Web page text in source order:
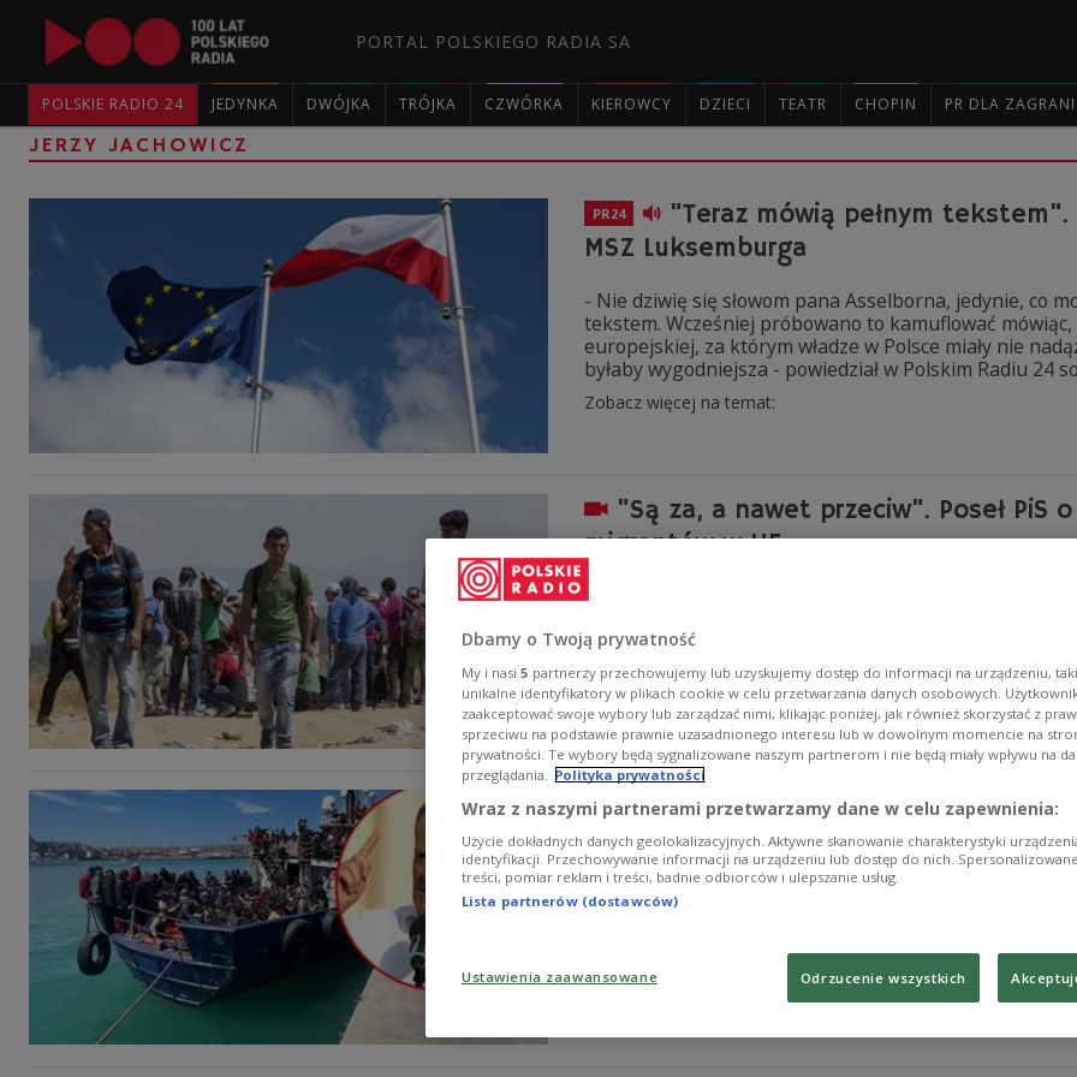
PORTAL POLSKIEGO RADIA SA
POLSKIE RADIO 24 JEDYNKA DWÓJKA TRÓJKA CZWÓRKA KIEROWCY DZIECI TEATR CHOPIN PR DLA
JERZY JACHOWICZ
PR24
"Teraz mówią pełnym tekstem".
MSZ Luksemburga
- Nie dziwię się słowom pana Asselborna, jedynie, co
tekstem. Wcześniej próbowano to kamuflować
europejskiej, za którym władze w Polsce miały nie
byłaby wygodniejsza - powiedział w Polskim Radiu 24
Zobacz więcej na temat:
"Są za, a nawet przeciw". Poseł
migrantów w UE
- O pani komisarz (Ylvie Johansson - przyp. red.) i
mówiła w Programie 1 Polskiego Radia Mirosława
Zobacz więcej na temat:
POLSKA
PR24
Tusk zarzuca PiS zgodę na
mówienie o czymś, czego nie ma
- Sytuacja, w której PO oskarża PiS o otwieranie
i pokazywaniem czegoś, czego nie ma - mówił w
Polskie Radio 24 migracja polityka
Dbamy o Twoją prywatność
My i nasi 5 partnerzy przechowujemy lub uzyskujemy dostęp do informacji na urządzeniu,
unikalne identyfikatory w plikach cookie w celu przetwarzania danych osobowych.
zaakceptować swoje wybory lub zarządzać nimi, klikając poniżej, jak również skorzystać z
sprzeciwu na podstawie prawnie uzasadnionego interesu lub w dowolnym momencie na
prywatności. Te wybory będą sygnalizowane naszym partnerom i nie będą miały wpływu na
przeglądania. Polityka prywatności
Wraz z naszymi partnerami przetwarzamy dane w celu zapewnienia:
Użycie dokładnych danych geolokalizacyjnych. Aktywne skanowanie charakterystyki
identyfikacji. Przechowywanie informacji na urządzeniu lub dostęp do nich.
treści, pomiar reklam i treści, badnie odbiorców i ulepszanie usług.
Lista partnerów (dostawców)
Ustawienia zaawansowane Odrzucenie wszystkich